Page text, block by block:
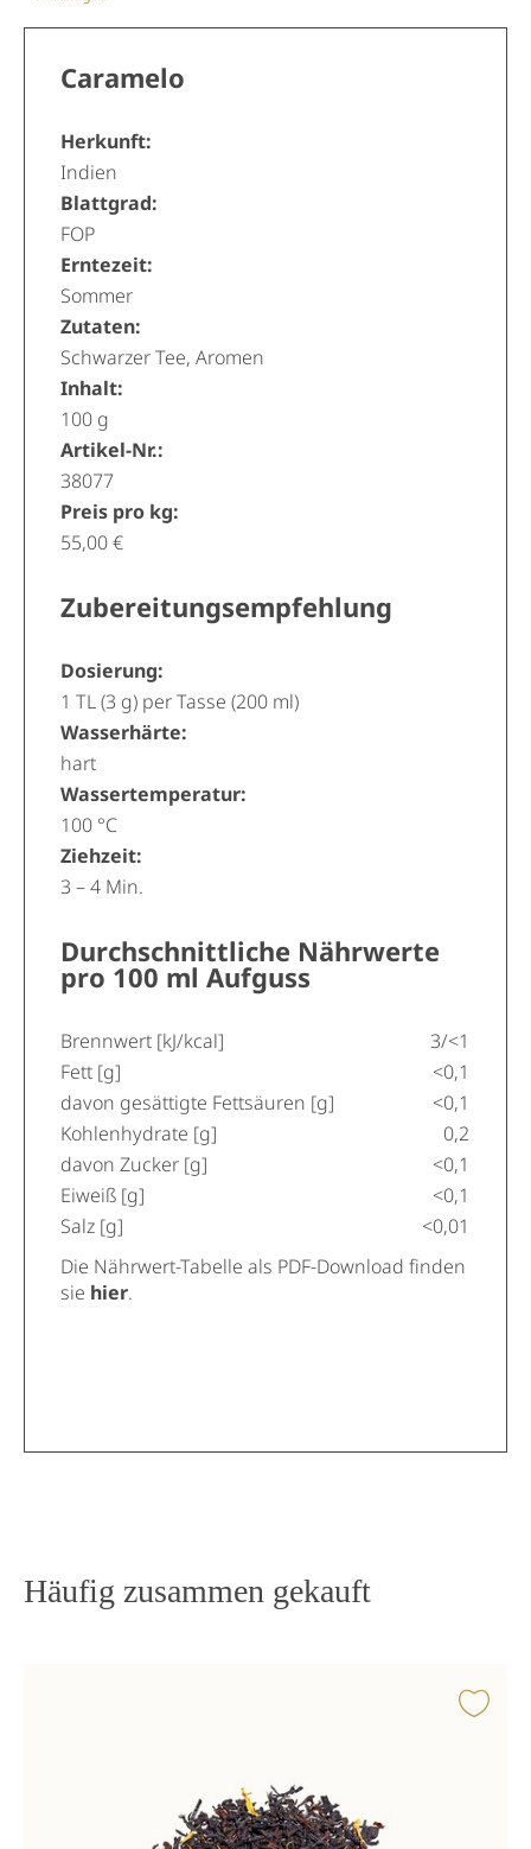
Caramelo
Herkunft:
Indien
Blattgrad:
FOP
Erntezeit:
Sommer
Zutaten:
Schwarzer Tee, Aromen
Inhalt:
100 g
Artikel-Nr.:
38077
Preis pro kg:
55,00 €
Zubereitungsempfehlung
Dosierung:
1 TL (3 g) per Tasse (200 ml)
Wasserhärte:
hart
Wassertemperatur:
100 °C
Ziehzeit:
3 – 4 Min.
Durchschnittliche Nährwerte
pro 100 ml Aufguss
Brennwert [kJ/kcal]
3/<1
Fett [g]
<0,1
davon gesättigte Fettsäuren [g]
<0,1
Kohlenhydrate [g]
0,2
davon Zucker [g]
<0,1
Eiweiß [g]
<0,1
Salz [g]
<0,01
Die Nährwert-Tabelle als PDF-Download finden
sie hier.
Häufig zusammen gekauft